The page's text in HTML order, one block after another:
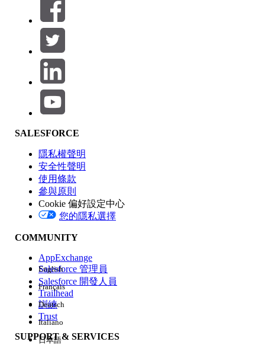
篩選器 (0)
選取篩選
產品區域
功能影響
版本
經驗
SALESFORCE
隱私權聲明
安全性聲明
使用條款
參與原則
Cookie 偏好設定中心
您的隱私選擇
COMMUNITY
AppExchange
Salesforce 管理員
Salesforce 開發人員
Trailhead
訓練
Trust
SUPPORT & SERVICES
English
Français
Deutsch
Italiano
日本語